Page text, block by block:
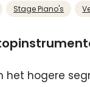
Stage Piano's
het hogere